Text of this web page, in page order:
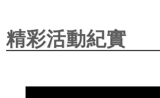
精彩活動紀實